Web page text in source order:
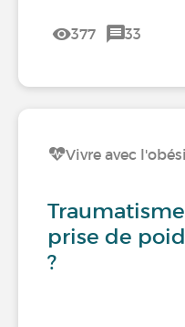
377 33
Vivre avec
prise de
?